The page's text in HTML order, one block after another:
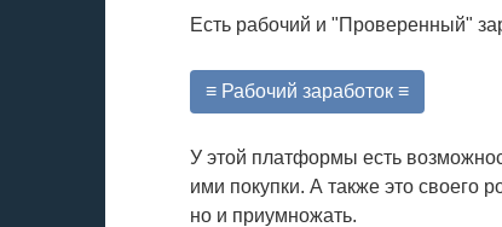
Есть рабочий и "Проверенный"
≡ Рабочий заработок ≡
У этой платформы есть
ими покупки. А также это своего
но и приумножать.